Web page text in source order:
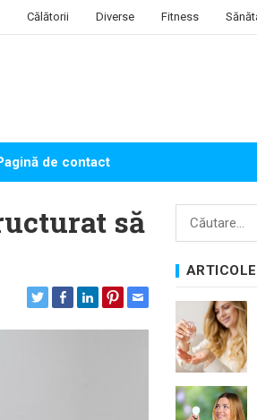
Călătorii Diverse Fitness
de contact
să
Caută